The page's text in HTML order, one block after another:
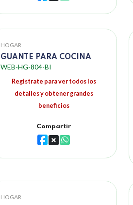
HOGAR
GUANTE PARA COCINA
WEB-HG-804-BI
Registrate para ver todos los
detalles y obtener grandes
beneficios
Compartir
HOGAR